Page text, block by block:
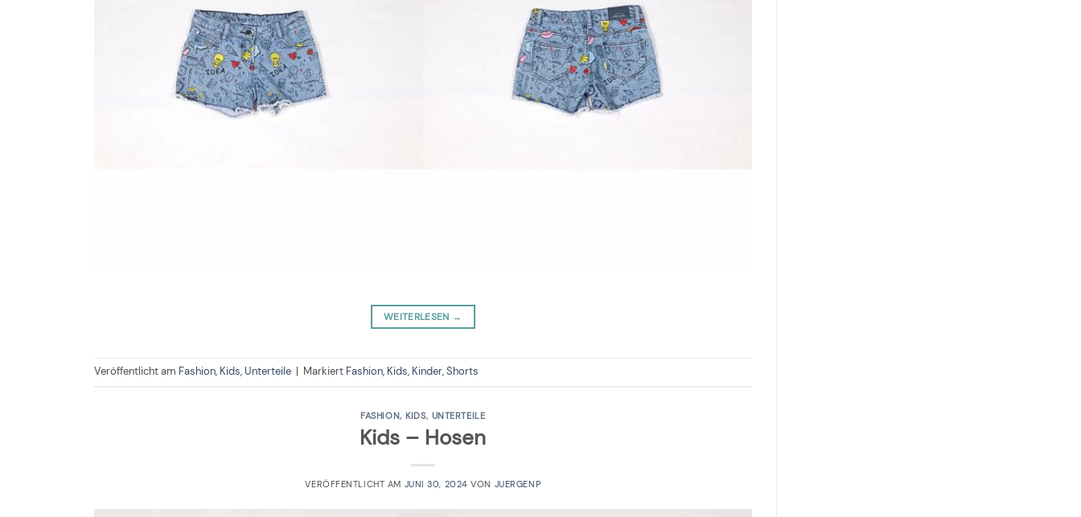
WEITERLESEN →
Veröffentlicht am Fashion, Kids, Unterteile | Markiert Fashion, Kids, Kinder,Shorts
FASHION,KIDS, UNTERTEILE
Kids – Hosen
VERÖFFENTLICHT AM JUNI 30, 2024 VON JUERGENP